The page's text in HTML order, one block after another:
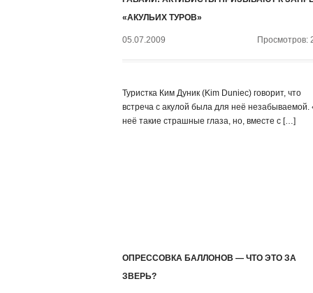
«АКУЛЬИХ ТУРОВ»
05.07.2009 Просмотров:
Туристка Ким Дуник (Kim Duniec) говорит, что
встреча с акулой была для неё незабываемой.
неё такие страшные глаза, но, вместе с […]
ОПРЕССОВКА БАЛЛОНОВ — ЧТО ЭТО ЗА
ЗВЕРЬ?